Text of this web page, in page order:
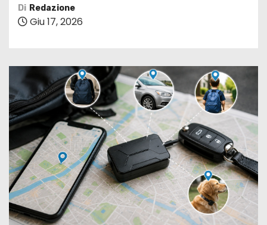
Di Redazione
Giu 17, 2026